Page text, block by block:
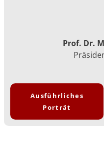
Prof. Dr.
Ausführliches
Porträt